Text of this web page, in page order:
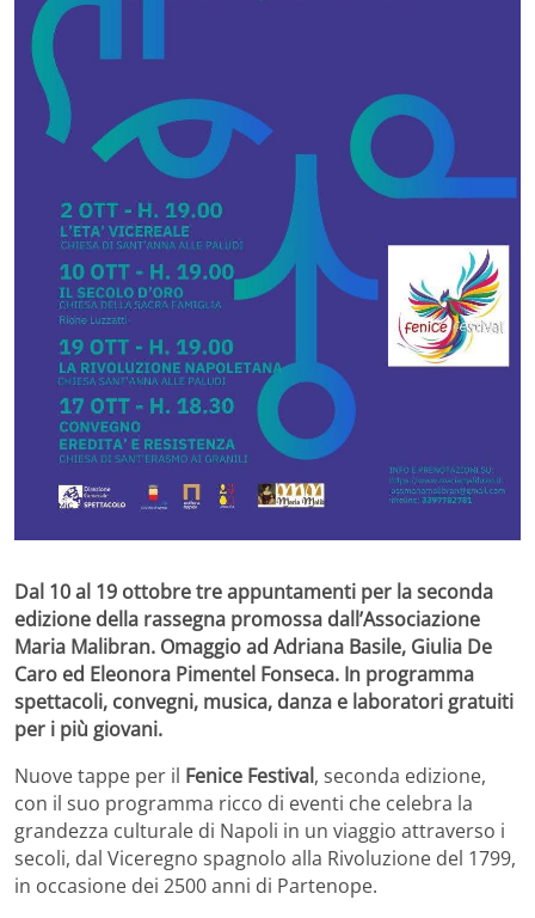
Dal 10 al 19 ottobre tre appuntamenti per la seconda
edizione della rassegna promossa dall’Associazione
Maria Malibran. Omaggio ad Adriana Basile, Giulia De
Caro ed Eleonora Pimentel Fonseca. In programma
spettacoli, convegni, musica, danza e laboratori gratuiti
per i più giovani.
Nuove tappe per il Fenice Festival, seconda edizione,
con il suo programma ricco di eventi che celebra la
grandezza culturale di Napoli in un viaggio attraverso i
secoli, dal Viceregno spagnolo alla Rivoluzione del 1799,
in occasione dei 2500 anni di Partenope.